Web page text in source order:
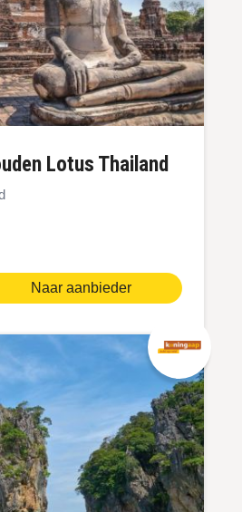
Lotus Thailand
Naar aanbieder